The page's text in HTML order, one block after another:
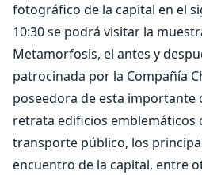
fotográfico de la capital en el
10:30 se podrá visitar la
Metamorfosis, el antes y
patrocinada por la Compañía
poseedora de esta importante
retrata edificios emblemáticos
transporte público, los
encuentro de la capital, entre